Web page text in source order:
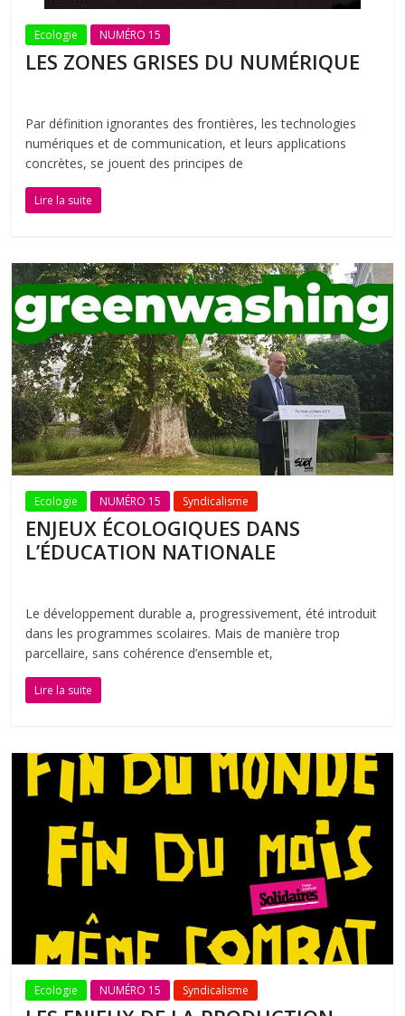
Ecologie NUMÉRO 15
LES ZONES GRISES DU NUMÉRIQUE
Par définition ignorantes des frontières, les technologies
numériques et de communication, et leurs applications
concrètes, se jouent des principes de
Lire la suite
Ecologie NUMÉRO 15 Syndicalisme
ENJEUX ÉCOLOGIQUES DANS
L’ÉDUCATION NATIONALE
Le développement durable a, progressivement, été introduit
dans les programmes scolaires. Mais de manière trop
parcellaire, sans cohérence d’ensemble et,
Lire la suite
Ecologie NUMÉRO 15 Syndicalisme